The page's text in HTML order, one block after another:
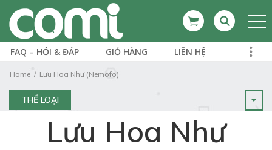
FAQ – HỎI & ĐÁP GIỎ HÀNG LIÊN HỆ
Home Lưu Hoa Như (Nemofo)
THỂ LOẠI
Lưu Hoa Như